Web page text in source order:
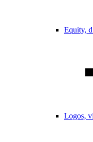
Equity,
Logos,